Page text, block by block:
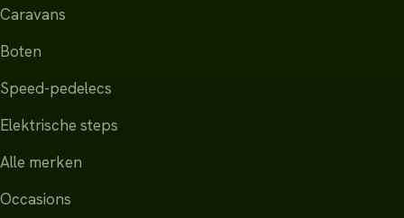
Caravans
Boten
Speed-pedelecs
Elektrische steps
Alle merken
Occasions